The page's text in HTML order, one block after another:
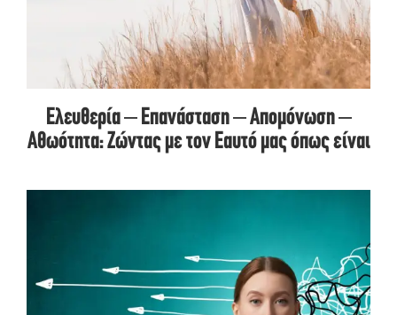
Ελευθερία ‒ Επανάσταση ‒ Απομόνωση ‒
Αθωότητα: Ζώντας με τον Εαυτό μας όπως είναι